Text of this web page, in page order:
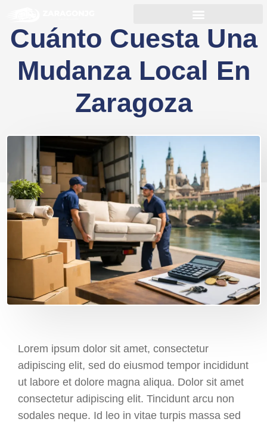
Cuánto Cuesta Una
Mudanza Local En
Zaragoza
16/05/2026
Lorem ipsum dolor sit amet, consectetur
adipiscing elit, sed do eiusmod tempor incididunt
ut labore et dolore magna aliqua. Dolor sit amet
consectetur adipiscing elit. Tincidunt arcu non
sodales neque. Id leo in vitae turpis massa sed